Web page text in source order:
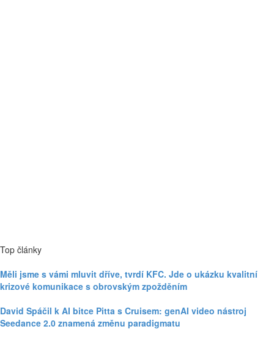
Top články
Měli jsme s vámi mluvit dříve, tvrdí KFC. Jde o ukázku kvalitní
krizové komunikace s obrovským zpožděním
David Spáčil k AI bitce Pitta s Cruisem: genAI video nástroj
Seedance 2.0 znamená změnu paradigmatu